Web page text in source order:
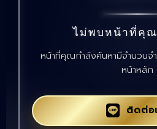
ไม่พบหน้าที่คุณ
หน้าที่คุณกำลังค้นหามีจำนวน
หน้าหลัก
ติดต่อ